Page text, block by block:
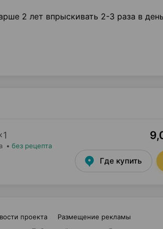
2 лет впрыскивать 2-3 раза в
1
• без рецепта
Где купить
проекта
Размещение рекламы